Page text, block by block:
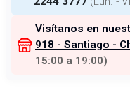
Visítanos en
918 - Santiago -
15:00 a 19:00)